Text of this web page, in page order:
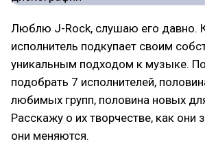
Люблю J-Rock, слушаю его давно.
исполнитель подкупает своим
уникальным подходом к музыке.
подобрать 7 исполнителей,
любимых групп, половина новых
Расскажу о их творчестве, как они
они меняются.